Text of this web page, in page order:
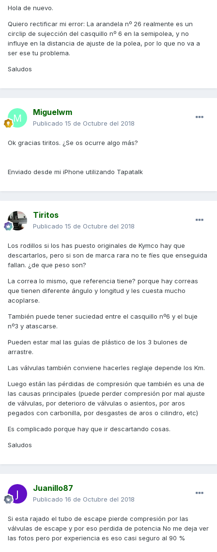
Hola de nuevo.
Quiero rectificar mi error: La arandela nº 26 realmente es un
circlip de sujección del casquillo nº 6 en la semipolea, y no
influye en la distancia de ajuste de la polea, por lo que no va a
ser ese tu problema.
Saludos
Miguelwm
Publicado 15 de Octubre del 2018
Ok gracias tiritos. ¿Se os ocurre algo más?
Enviado desde mi iPhone utilizando Tapatalk
Tiritos
Publicado 15 de Octubre del 2018
Los rodillos si los has puesto originales de Kymco hay que
descartarlos, pero si son de marca rara no te fíes que enseguida
fallan. ¿de que peso son?
La correa lo mismo, que referencia tiene? porque hay correas
que tienen diferente ángulo y longitud y les cuesta mucho
acoplarse.
También puede tener suciedad entre el casquillo nº6 y el buje
nº3 y atascarse.
Pueden estar mal las guías de plástico de los 3 bulones de
arrastre.
Las válvulas también conviene hacerles reglaje depende los Km.
Luego están las pérdidas de compresión que también es una de
las causas principales (puede perder compresión por mal ajuste
de válvulas, por deterioro de válvulas o asientos, por aros
pegados con carbonilla, por desgastes de aros o cilindro, etc)
Es complicado porque hay que ir descartando cosas.
Saludos
Juanillo87
Publicado 16 de Octubre del 2018
Si esta rajado el tubo de escape pierde compresión por las
válvulas de escape y por eso perdida de potencia No me deja ver
las fotos pero por experiencia es eso casi seguro al 90 %